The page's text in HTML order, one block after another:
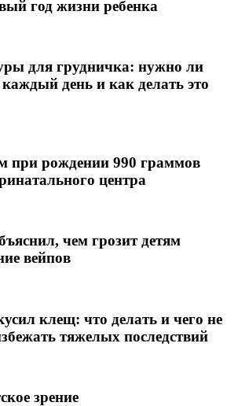
год жизни ребенка
для грудничка: нужно ли
день и как делать это
при рождении 990 граммов
центра
чем грозит детям
вейпов
клещ: что делать и чего не
тяжелых последствий
зрение